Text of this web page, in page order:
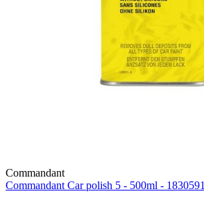
Commandant
Commandant Car polish 5 - 500ml - 1830591